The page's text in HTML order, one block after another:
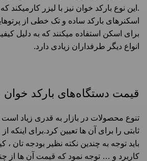
.این نوع بارکد خوان نیز با لیزر کارمیکند
اسکنرهای بارکد ساده و تک خطی از
برای اسکن استفاده میکنند که به دلیل
انواع دیگر طرفداران زیادی دارد.
قیمت دستگاه‌های بارکد
تنوع محصولات در بازار به قدری زیاد
ثابتی را برای آن ها تعیین کرد.برای اینکه
باید توجه به چندین نکته نظیر بودجه تان ،
کاربرد و … توجه نمود که قیمت آن ها از